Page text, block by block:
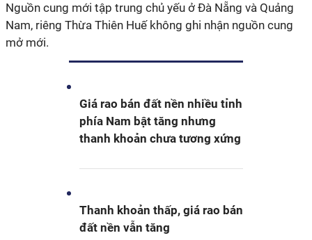
Nguồn cung mới tập trung chủ yếu ở Đà Nẵng và Quảng
Nam, riêng Thừa Thiên Huế không ghi nhận nguồn cung
mở mới.
Giá rao bán đất nền nhiều tỉnh
phía Nam bật tăng nhưng
thanh khoản chưa tương xứng
Thanh khoản thấp, giá rao bán
đất nền vẫn tăng